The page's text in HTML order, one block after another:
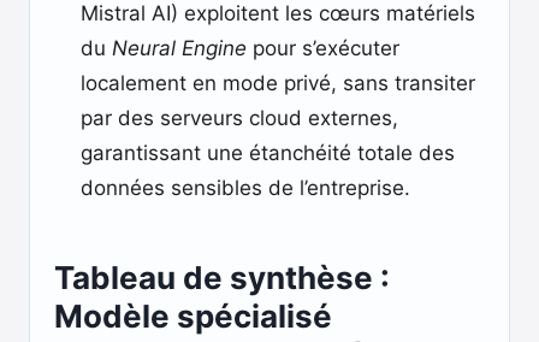
Mistral AI) exploitent les cœurs matériels
du Neural Engine pour s’exécuter
localement en mode privé, sans transiter
par des serveurs cloud externes,
garantissant une étanchéité totale des
données sensibles de l’entreprise.
Tableau de synthèse :
Modèle spécialisé